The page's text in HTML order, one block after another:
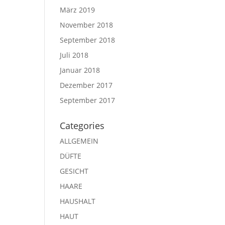
März 2019
November 2018
September 2018
Juli 2018
Januar 2018
Dezember 2017
September 2017
Categories
ALLGEMEIN
DÜFTE
GESICHT
HAARE
HAUSHALT
HAUT